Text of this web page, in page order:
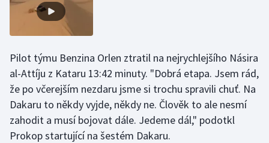
Rychlobruslení
Rychlostní kanoistika
Short track
Sportovní střelba
Stolní tenis
Pilot týmu Benzina Orlen ztratil na nejrychlejšího Násira
al-Attíju z Kataru 13:42 minuty. "Dobrá etapa. Jsem rád,
že po včerejším nezdaru jsme si trochu spravili chuť. Na
Dakaru to někdy vyjde, někdy ne. Člověk to ale nesmí
zahodit a musí bojovat dále. Jedeme dál," podotkl
Prokop startující na šestém Dakaru.